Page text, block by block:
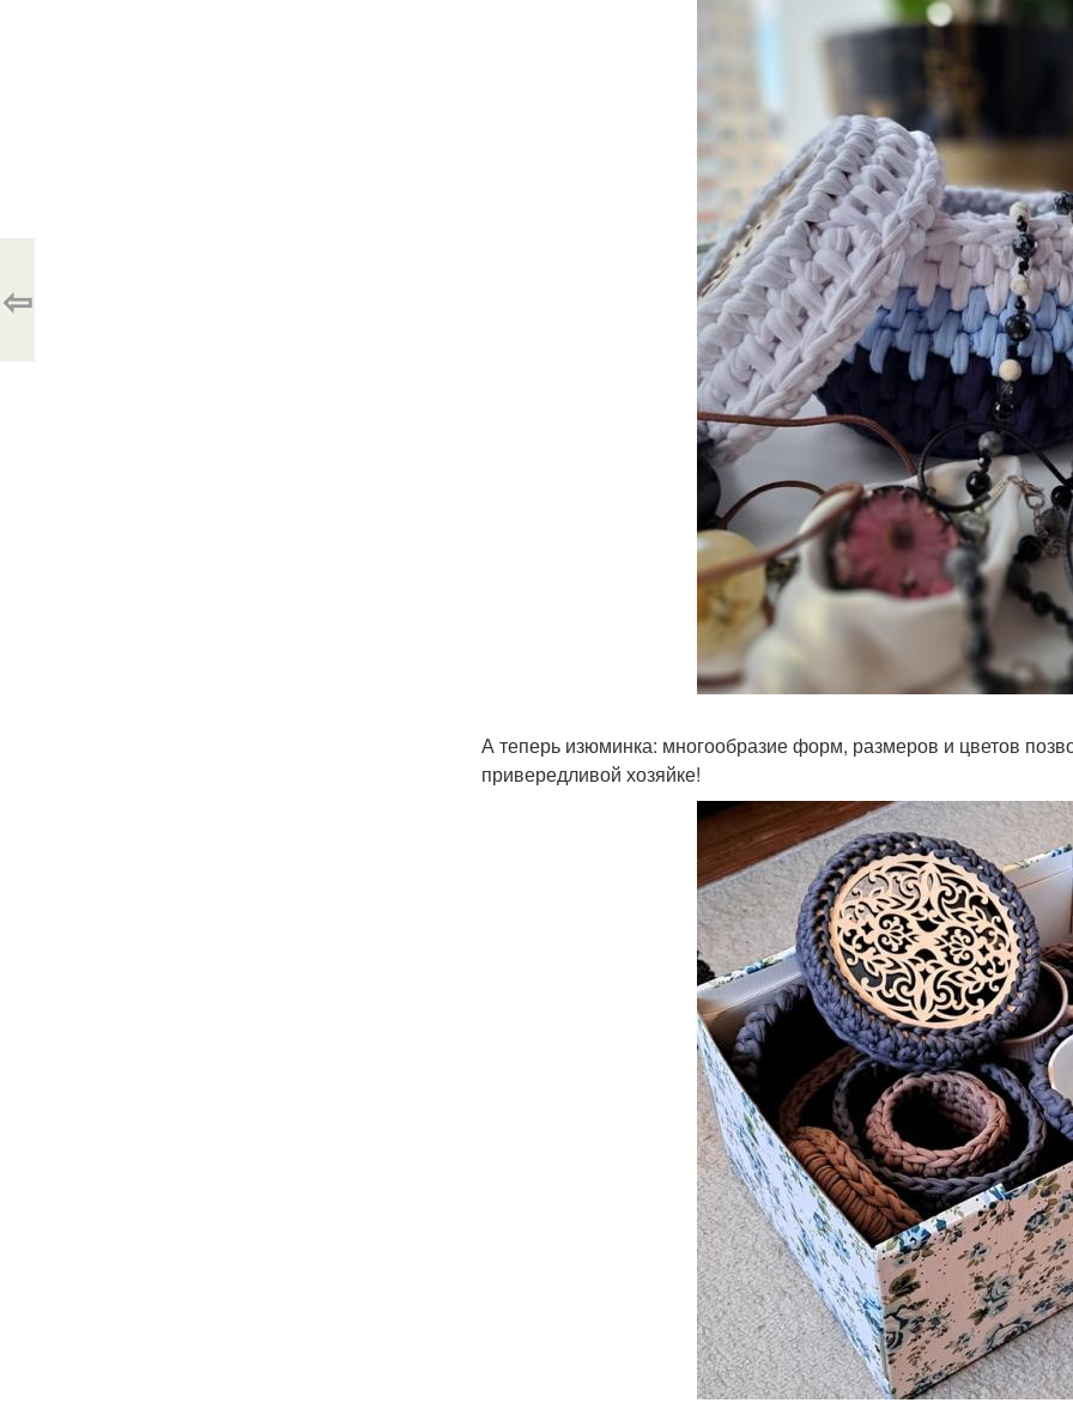
А теперь изюминка: многообразие форм, размеров и цветов
привередливой хозяйке!
⇦